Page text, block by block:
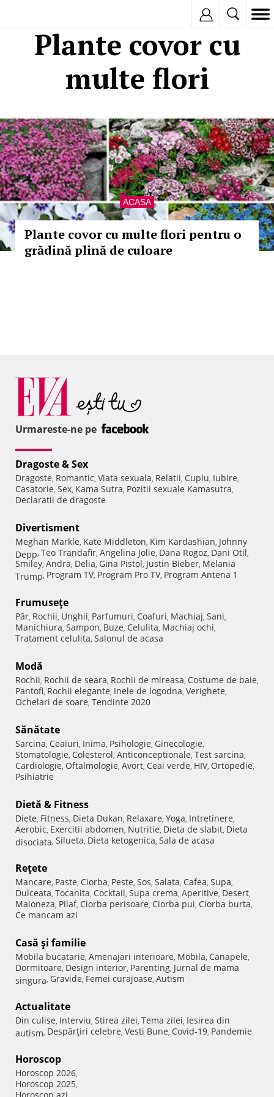
Plante covor cu
multe flori
ACASA
Plante covor cu multe flori pentru o
grădină plină de culoare
Urmareste-ne pe
Dragoste & Sex
Dragoste, Romantic, Viata sexuala, Relatii, Cuplu, Iubire,
Casatorie, Sex, Kama Sutra, Pozitii sexuale Kamasutra,
Declaratii de dragoste
Divertisment
Meghan Markle, Kate Middleton, Kim Kardashian, Johnny
Depp, Teo Trandafir, Angelina Jolie, Dana Rogoz, Dani Otil,
Smiley, Andra, Delia, Gina Pistol, Justin Bieber, Melania
Trump, Program TV, Program Pro TV, Program Antena 1
Frumuseţe
Păr, Rochii, Unghii, Parfumuri, Coafuri, Machiaj, Sani,
Manichiura, Sampon, Buze, Celulita, Machiaj ochi,
Tratament celulita, Salonul de acasa
Modă
Rochii, Rochii de seara, Rochii de mireasa, Costume de baie,
Pantofi, Rochii elegante, Inele de logodna, Verighete,
Ochelari de soare, Tendinte 2020
Sănătate
Sarcina, Ceaiuri, Inima, Psihologie, Ginecologie,
Stomatologie, Colesterol, Anticonceptionale, Test sarcina,
Cardiologie, Oftalmologie, Avort, Ceai verde, HIV, Ortopedie,
Psihiatrie
Dietă & Fitness
Diete, Fitness, Dieta Dukan, Relaxare, Yoga, Intretinere,
Aerobic, Exercitii abdomen, Nutritie, Dieta de slabit, Dieta
disociata, Silueta, Dieta ketogenica, Sala de acasa
Reţete
Mancare, Paste, Ciorba, Peste, Sos, Salata, Cafea, Supa,
Dulceata, Tocanita, Cocktail, Supa crema, Aperitive, Desert,
Maioneza, Pilaf, Ciorba perisoare, Ciorba pui, Ciorba burta,
Ce mancam azi
Casă şi familie
Mobila bucatarie, Amenajari interioare, Mobila, Canapele,
Dormitoare, Design interior, Parenting, Jurnal de mama
singura, Gravide, Femei curajoase, Autism
Actualitate
Din culise, Interviu, Stirea zilei, Tema zilei, Iesirea din
autism, Despărţiri celebre, Vesti Bune, Covid-19, Pandemie
Horoscop
Horoscop 2026,
Horoscop 2025,